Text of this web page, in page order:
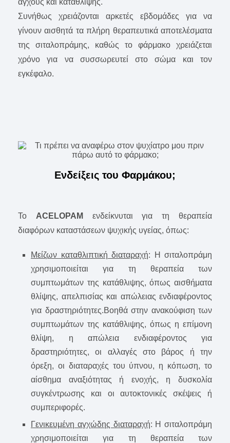
Συνήθως χρειάζονται αρκετές εβδομάδες για να
γίνουν αισθητά τα πλήρη θεραπευτικά αποτελέσματα
της σιταλοπράμης, καθώς το φάρμακο χρειάζεται
χρόνο για να συσσωρευτεί στο σώμα και τον
εγκέφαλο.
Ενδείξεις του Φαρμάκου;
To ACELOPAM ενδείκνυται για τη θεραπεία
διαφόρων καταστάσεων ψυχικής υγείας, όπως:
Μείζων καταθλιπτική διαταραχή: Η σιταλοπράμη
χρησιμοποιείται για τη θεραπεία των
συμπτωμάτων της κατάθλιψης, όπως αισθήματα
θλίψης, απελπισίας και απώλειας ενδιαφέροντος
για δραστηριότητες.Βοηθά στην ανακούφιση των
συμπτωμάτων της κατάθλιψης, όπως η επίμονη
θλίψη, η απώλεια ενδιαφέροντος για
δραστηριότητες, οι αλλαγές στο βάρος ή την
όρεξη, οι διαταραχές του ύπνου, η κόπωση, το
αίσθημα αναξιότητας ή ενοχής, η δυσκολία
συγκέντρωσης και οι αυτοκτονικές σκέψεις ή
συμπεριφορές.
Γενικευμένη αγχώδης διαταραχή: Η σιταλοπράμη
χρησιμοποιείται για τη θεραπεία των